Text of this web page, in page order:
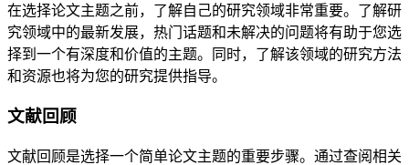
在选择论文主题之前，了解自己的研究领域非常重要。了解研
究领域中的最新发展，热门话题和未解决的问题将有助于您选
择到一个有深度和价值的主题。同时，了解该领域的研究方法
和资源也将为您的研究提供指导。
文献回顾
文献回顾是选择一个简单论文主题的重要步骤。通过查阅相关